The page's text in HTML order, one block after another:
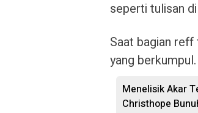
seperti tulisan
Saat bagian reff
yang berkumpul.
Menelisik Akar
Christhope